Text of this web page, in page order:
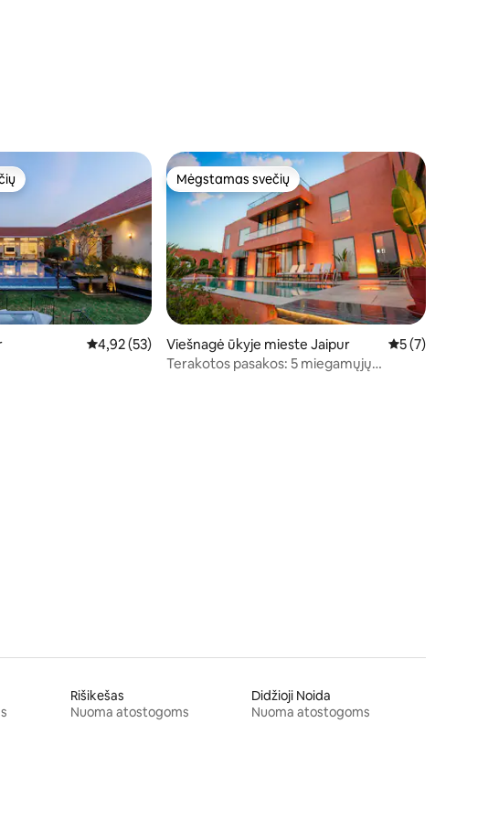
28
atsiliepimų: 7Vidutinis įvertinimas: 4,92 iš 5, atsiliepimų: 53
4,92 (53)
Mėgstamas svečių
Mėgstamas svečių
Viešnagė ūkyje mieste Jaipur Vidutinis
5 (7)
Terakotos pasakos: 5 miegamųjų
Rišikešas
Nuoma atostogoms
Didžioji Noida
Nuoma atostogoms